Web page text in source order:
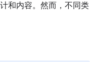
和内容。然而，不同类